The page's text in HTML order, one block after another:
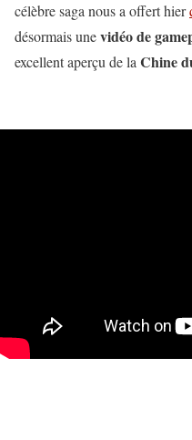
célèbre saga nous a offert hier
désormais unevidéo de
excellent aperçu de la Chine